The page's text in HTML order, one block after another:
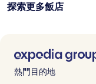
標
的
更
多
金探索更多飯店
熱門目的地